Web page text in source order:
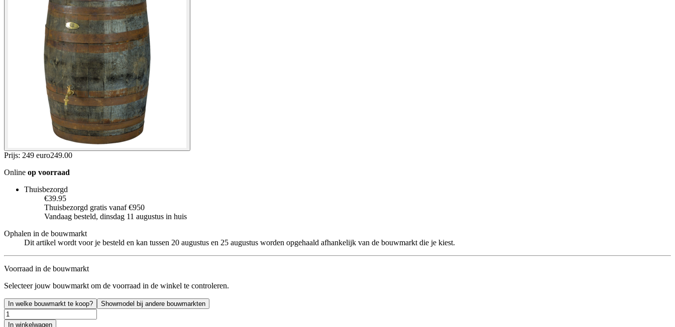
Prijs: 249 euro249.00
Online op voorraad
Thuisbezorgd
€39.95
Thuisbezorgd gratis vanaf €950
Vandaag besteld, dinsdag 11 augustus in huis
Ophalen in de bouwmarkt
Dit artikel wordt voor je besteld en kan tussen 20 augustus en 25 augustus worden opgehaald afhankelijk van de bouwmarkt die je kiest.
Voorraad in de bouwmarkt
Selecteer jouw bouwmarkt om de voorraad in de winkel te controleren.
In welke bouwmarkt te koop? Showmodel bij andere bouwmarkten
In winkelwagen